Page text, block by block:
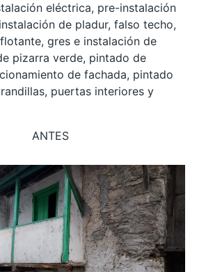
eléctrica, pre-instalación
de pladur, falso techo,
gres e instalación de
pizarra verde, pintado de
de fachada, pintado
puertas interiores y
ANTES